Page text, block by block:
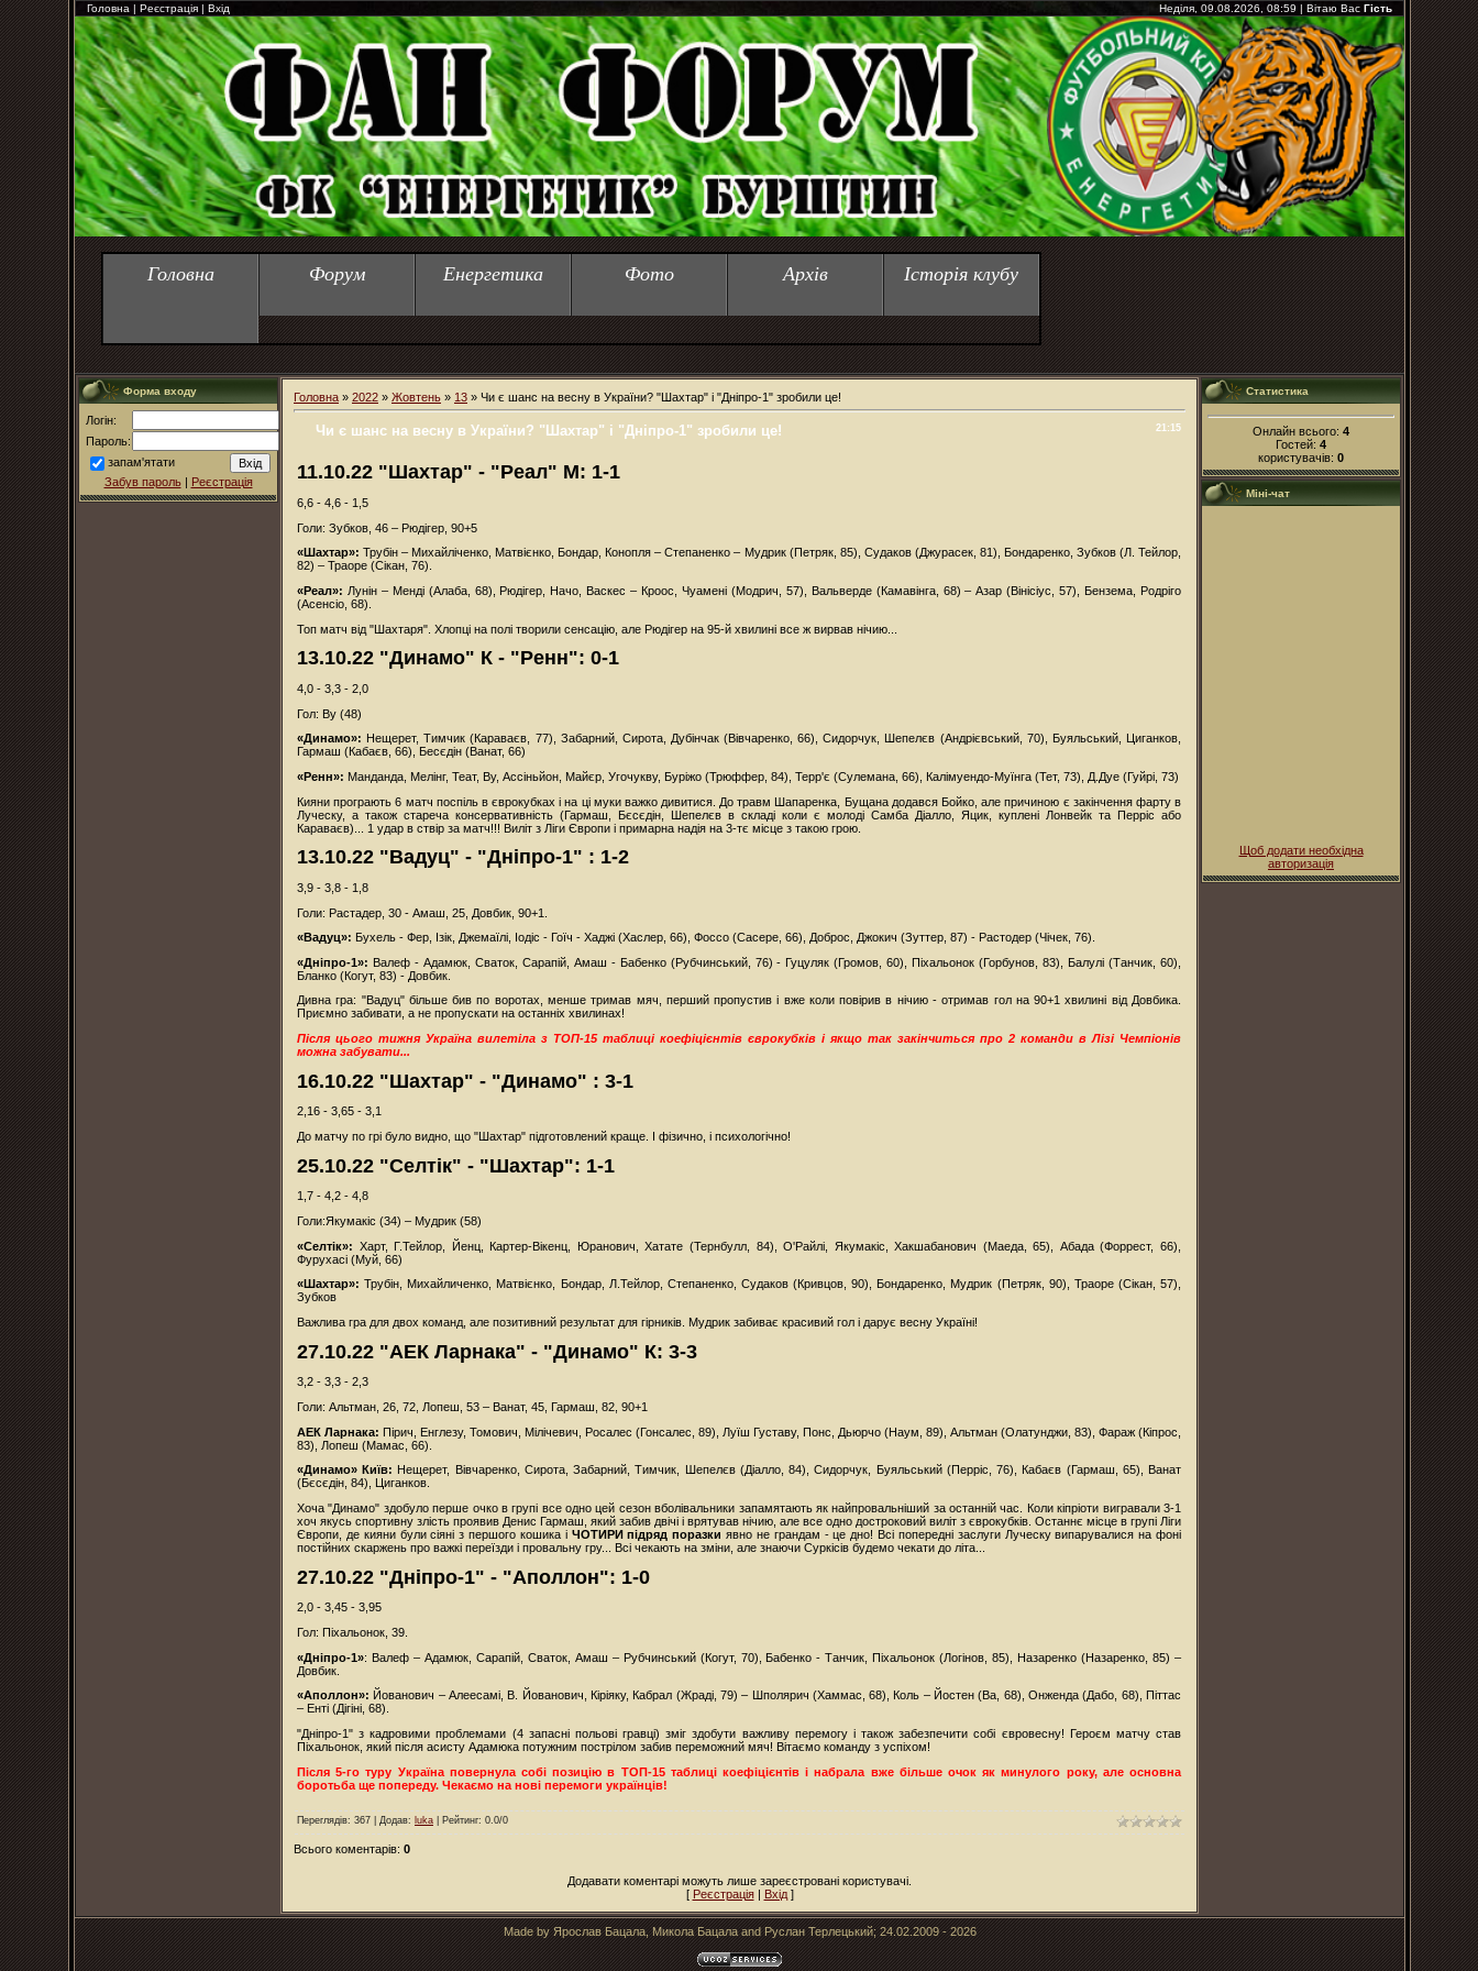
Головна | Реєстрація | Вхід Неділя, 09.08.2026, 08:59 | Вітаю Вас Гість
Головна Форум Енергетика Фото Архів Історія клубу
Форма входу
Логін:
Пароль:
запам'ятати
Забув пароль| Реєстрація
Головна » 2022 » Жовтень » 13 » Чи є шанс на весну в України? "Шахтар" і "Дніпро-1" зробили це!
21:15
Чи є шанс на весну в України? "Шахтар" і "Дніпро-1" зробили це!
11.10.22 "Шахтар" - "Реал" М: 1-1
6,6 - 4,6 - 1,5
Голи: Зубков, 46 – Рюдігер, 90+5
«Шахтар»: Трубін – Михайліченко, Матвієнко, Бондар, Конопля – Степаненко – Мудрик (Петряк, 85), Судаков (Джурасек, 81), Бондаренко, Зубков (Л. Тейлор,
82) – Траоре (Сікан, 76).
«Реал»: Лунін – Менді (Алаба, 68), Рюдігер, Начо, Васкес – Кроос, Чуамені (Модрич, 57), Вальверде (Камавінга, 68) – Азар (Вінісіус, 57), Бензема, Родріго
(Асенсіо, 68).
Топ матч від "Шахтаря". Хлопці на полі творили сенсацію, але Рюдігер на 95-й хвилині все ж вирвав нічию...
13.10.22 "Динамо" К - "Ренн": 0-1
4,0 - 3,3 - 2,0
Гол: Ву (48)
«Динамо»: Нещерет, Тимчик (Караваєв, 77), Забарний, Сирота, Дубінчак (Вівчаренко, 66), Сидорчук, Шепелєв (Андрієвський, 70), Буяльський, Циганков,
Гармаш (Кабаєв, 66), Бесєдін (Ванат, 66)
«Ренн»: Манданда, Мелінг, Теат, Ву, Ассіньйон, Майєр, Угочукву, Буріжо (Трюффер, 84), Терр'є (Сулемана, 66), Калімуендо-Муїнга (Тет, 73), Д.Дуе (Гуйрі, 73)
Кияни програють 6 матч поспіль в єврокубках і на ці муки важко дивитися. До травм Шапаренка, Бущана додався Бойко, але причиною є закінчення фарту в
Луческу, а також стареча консервативність (Гармаш, Бєсєдін, Шепелєв в складі коли є молоді Самба Діалло, Яцик, куплені Лонвейк та Перріс або
Караваєв)... 1 удар в ствір за матч!!! Виліт з Ліги Європи і примарна надія на 3-тє місце з такою грою.
13.10.22 "Вадуц" - "Дніпро-1" : 1-2
3,9 - 3,8 - 1,8
Голи: Растадер, 30 - Амаш, 25, Довбик, 90+1.
«Вадуц»: Бухель - Фер, Ізік, Джемаїлі, Іодіс - Гоїч - Хаджі (Хаслер, 66), Фоссо (Сасере, 66), Доброс, Джокич (Зуттер, 87) - Растодер (Чічек, 76).
«Дніпро-1»: Валеф - Адамюк, Сваток, Сарапій, Амаш - Бабенко (Рубчинський, 76) - Гуцуляк (Громов, 60), Піхальонок (Горбунов, 83), Балулі (Танчик, 60),
Бланко (Когут, 83) - Довбик.
Дивна гра: "Вадуц" більше бив по воротах, менше тримав мяч, перший пропустив і вже коли повірив в нічию - отримав гол на 90+1 хвилині від Довбика.
Приємно забивати, а не пропускати на останніх хвилинах!
Після цього тижня Україна вилетіла з ТОП-15 таблиці коефіцієнтів єврокубків і якщо так закінчиться про 2 команди в Лізі Чемпіонів
можна забувати...
16.10.22 "Шахтар" - "Динамо" : 3-1
2,16 - 3,65 - 3,1
До матчу по грі було видно, що "Шахтар" підготовлений краще. І фізично, і психологічно!
25.10.22 "Селтік" - "Шахтар": 1-1
1,7 - 4,2 - 4,8
Голи:Якумакіс (34) – Мудрик (58)
«Селтік»: Харт, Г.Тейлор, Йенц, Картер-Вікенц, Юранович, Хатате (Тернбулл, 84), О'Райлі, Якумакіс, Хакшабанович (Маеда, 65), Абада (Форрест, 66),
Фурухасі (Муй, 66)
«Шахтар»: Трубін, Михайличенко, Матвієнко, Бондар, Л.Тейлор, Степаненко, Судаков (Кривцов, 90), Бондаренко, Мудрик (Петряк, 90), Траоре (Сікан, 57),
Зубков
Важлива гра для двох команд, але позитивний результат для гірників. Мудрик забиває красивий гол і дарує весну Україні!
27.10.22 "АЕК Ларнака" - "Динамо" К: 3-3
3,2 - 3,3 - 2,3
Голи: Альтман, 26, 72, Лопеш, 53 – Ванат, 45, Гармаш, 82, 90+1
АЕК Ларнака: Пірич, Енглезу, Томович, Мілічевич, Росалес (Гонсалес, 89), Луїш Густаву, Понс, Дьюрчо (Наум, 89), Альтман (Олатунджи, 83), Фараж (Кіпрос,
83), Лопеш (Мамас, 66).
«Динамо» Київ: Нещерет, Вівчаренко, Сирота, Забарний, Тимчик, Шепелєв (Діалло, 84), Сидорчук, Буяльський (Перріс, 76), Кабаєв (Гармаш, 65), Ванат
(Бєсєдін, 84), Циганков.
Хоча "Динамо" здобуло перше очко в групі все одно цей сезон вболівальники запамятають як найпровальніший за останній час. Коли кіпріоти вигравали 3-1
хоч якусь спортивну злість проявив Денис Гармаш, який забив двічі і врятував нічию, але все одно достроковий виліт з єврокубків. Останнє місце в групі Ліги
Європи, де кияни були сіяні з першого кошика і ЧОТИРИ підряд поразки явно не грандам - це дно! Всі попередні заслуги Луческу випарувалися на фоні
постійних скаржень про важкі переїзди і провальну гру... Всі чекають на зміни, але знаючи Суркісів будемо чекати до літа...
27.10.22 "Дніпро-1" - "Аполлон": 1-0
2,0 - 3,45 - 3,95
Гол: Піхальонок, 39.
«Дніпро-1»: Валеф – Адамюк, Сарапій, Сваток, Амаш – Рубчинський (Когут, 70), Бабенко - Танчик, Піхальонок (Логінов, 85), Назаренко (Назаренко, 85) –
Довбик.
«Аполлон»: Йованович – Алеесамі, В. Йованович, Кіріяку, Кабрал (Жраді, 79) – Шполярич (Хаммас, 68), Коль – Йостен (Ва, 68), Онженда (Дабо, 68), Піттас
– Енті (Дігіні, 68).
"Дніпро-1" з кадровими проблемами (4 запасні польові гравці) зміг здобути важливу перемогу і також забезпечити собі євровесну! Героєм матчу став
Піхальонок, який після асисту Адамюка потужним пострілом забив переможний мяч! Вітаємо команду з успіхом!
Після 5-го туру Україна повернула собі позицію в ТОП-15 таблиці коефіцієнтів і набрала вже більше очок як минулого року, але основна
боротьба ще попереду. Чекаємо на нові перемоги українців!
Переглядів: 367 | Додав: luka Рейтинг: 0.0/0
Всього коментарів: 0
Додавати коментарі можуть лише зареєстровані користувачі.
[ Реєстрація| Вхід]
Статистика
Онлайн всього: 4
Гостей: 4
користувачів: 0
Міні-чат
Щоб додати необхідна
авторизація
Made by Ярослав Бацала, Микола Бацала and Руслан Терлецький; 24.02.2009 - 2026